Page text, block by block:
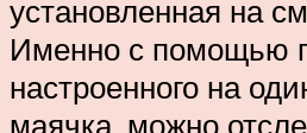
установленная на
Именно с помощью
настроенного на
маячка, можно